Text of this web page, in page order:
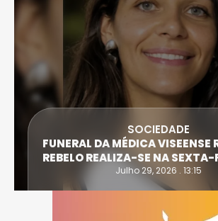
SOCIEDADE
FUNERAL DA MÉDICA VISEENSE
REBELO REALIZA-SE NA SEXTA-
Julho 29, 2026 . 13:15